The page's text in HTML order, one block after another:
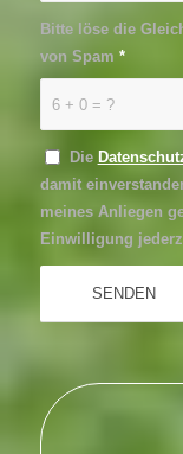
6 + 0 = ?
Bitte löse die
von Spam *
Die
damit
meines Anliegen
Einwilligung